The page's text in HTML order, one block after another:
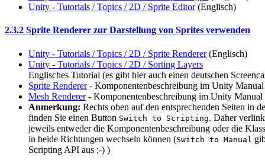
Unity - Tutorials / Topics / 2D / Sprite Editor(Englisch)
2.3.2 Sprite Renderer zur Darstellung von Sprites verwenden
Unity - Tutorials / Topics / 2D / Sprite Renderer(Englisch)
Unity - Tutorials / Topics / 2D / Sorting Layers
Englisches Tutorial (es gibt hier auch einen deutschen
Sprite Renderer- Komponentenbeschreibung im Unity
Mesh Renderer- Komponentenbeschreibung im Unity
Anmerkung: Rechts oben auf den entsprechenden Seiten in
finden Sie einen Button Switch to Scripting. Daher
jeweils entweder die Komponentenbeschreibung oder die
in beide Richtungen wechseln können (Switch to Manual
Scripting API aus ;-) )